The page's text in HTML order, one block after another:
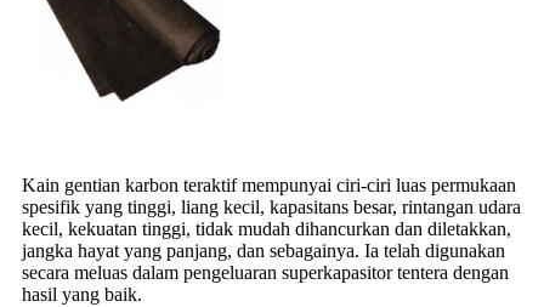
Kain gentian karbon teraktif mempunyai ciri-ciri luas permukaan
spesifik yang tinggi, liang kecil, kapasitans besar, rintangan udara
kecil, kekuatan tinggi, tidak mudah dihancurkan dan diletakkan,
jangka hayat yang panjang, dan sebagainya. Ia telah digunakan
secara meluas dalam pengeluaran superkapasitor tentera dengan
hasil yang baik.